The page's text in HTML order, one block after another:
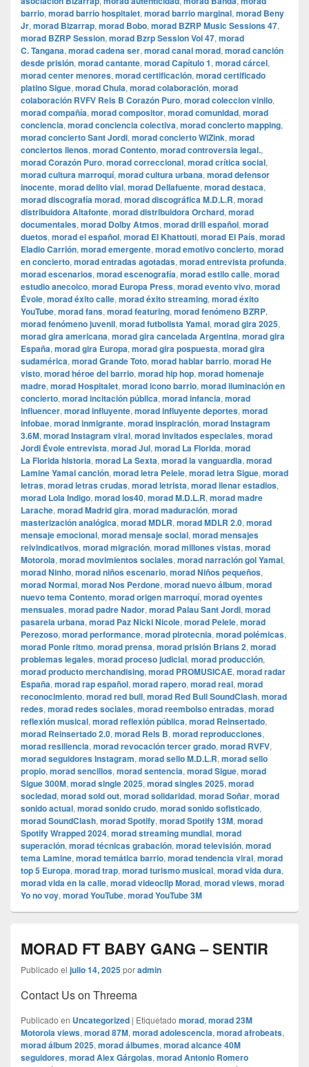
barrio, morad barrio hospitalet, morad barrio marginal, morad Beny
Jr, morad Bizarrap, morad Bobo, morad BZRP Music Sessions 47,
morad BZRP Session, morad Bzrp Session Vol 47, morad
C. Tangana, morad cadena ser, morad canal morad, morad canción
desde prisión, morad cantante, morad Capítulo 1, morad cárcel,
morad center menores, morad certificación, morad certificado
platino Sigue, morad Chula, morad colaboración, morad
colaboración RVFV Rels B Corazón Puro, morad coleccion vinilo,
morad compañía, morad compositor, morad comunidad, morad
conciencia, morad conciencia colectiva, morad concierto mapping,
morad concierto Sant Jordi, morad concierto WiZink, morad
conciertos llenos, morad Contento, morad controversia legal.,
morad Corazón Puro, morad correccional, morad crítica social,
morad cultura marroquí, morad cultura urbana, morad defensor
inocente, morad delito vial, morad Dellafuente, morad destaca,
morad discografía morad, morad discográfica M.D.L.R, morad
distribuidora Altafonte, morad distribuidora Orchard, morad
documentales, morad Dolby Atmos, morad drill español, morad
duetos, morad el español, morad El Khattouti, morad El País, morad
Eladio Carrión, morad emergente, morad emotivo concierto, morad
en concierto, morad entradas agotadas, morad entrevista profunda,
morad escenarios, morad escenografía, morad estilo calle, morad
estudio anecoico, morad Europa Press, morad evento vivo, morad
Évole, morad éxito calle, morad éxito streaming, morad éxito
YouTube, morad fans, morad featuring, morad fenómeno BZRP,
morad fenómeno juvenil, morad futbolista Yamal, morad gira 2025,
morad gira americana, morad gira cancelada Argentina, morad gira
España, morad gira Europa, morad gira pospuesta, morad gira
sudamérica, morad Grande Toto, morad hablar barrio, morad He
visto, morad héroe del barrio, morad hip hop, morad homenaje
madre, morad Hospitalet, morad icono barrio, morad iluminación en
concierto, morad incitación pública, morad infancia, morad
influencer, morad influyente, morad influyente deportes, morad
infobae, morad inmigrante, morad inspiración, morad Instagram
3.6M, morad Instagram viral, morad invitados especiales, morad
Jordi Évole entrevista, morad Jul, morad La Florida, morad
La Florida historia, morad La Sexta, morad la vanguardia, morad
Lamine Yamal canción, morad letra Pelele, morad letra Sigue, morad
letras, morad letras crudas, morad letrista, morad llenar estadios,
morad Lola Indigo, morad los40, morad M.D.L.R, morad madre
Larache, morad Madrid gira, morad maduración, morad
masterización analógica, morad MDLR, morad MDLR 2.0, morad
mensaje emocional, morad mensaje social, morad mensajes
reivindicativos, morad migración, morad millones vistas, morad
Motorola, morad movimientos sociales, morad narración gol Yamal,
morad Ninho, morad niños escenario, morad Niños pequeños,
morad Normal, morad Nos Perdone, morad nuevo álbum, morad
nuevo tema Contento, morad origen marroquí, morad oyentes
mensuales, morad padre Nador, morad Palau Sant Jordi, morad
pasarela urbana, morad Paz Nicki Nicole, morad Pelele, morad
Perezoso, morad performance, morad pirotecnia, morad polémicas,
morad Ponle ritmo, morad prensa, morad prisión Brians 2, morad
problemas legales, morad proceso judicial, morad producción,
morad producto merchandising, morad PROMUSICAE, morad radar
España, morad rap español, morad rapero, morad real, morad
reconocimiento, morad red bull, morad Red Bull SoundClash, morad
redes, morad redes sociales, morad reembolso entradas, morad
reflexión musical, morad reflexión pública, morad Reinsertado,
morad Reinsertado 2.0, morad Rels B, morad reproducciones,
morad resiliencia, morad revocación tercer grado, morad RVFV,
morad seguidores Instagram, morad sello M.D.L.R, morad sello
propio, morad sencillos, morad sentencia, morad Sigue, morad
Sigue 300M, morad single 2025, morad singles 2025, morad
sociedad, morad sold out, morad solidaridad, morad Soñar, morad
sonido actual, morad sonido crudo, morad sonido sofisticado,
morad SoundClash, morad Spotify, morad Spotify 13M, morad
Spotify Wrapped 2024, morad streaming mundial, morad
superación, morad técnicas grabación, morad televisión, morad
tema Lamine, morad temática barrio, morad tendencia viral, morad
top 5 Europa, morad trap, morad turismo musical, morad vida dura,
morad vida en la calle, morad videocli‏p Morad, morad views, morad
Yo no voy, morad YouTube, morad YouTube 3M
MORAD FT BABY GANG – SENTIR
Publicado el julio 14, 2025poradmin
Contact Us on Threema
Publicado en Uncategorized | Etiquetado morad, morad 23M
Motorola views, morad 87M, morad adolescencia, morad afrobeats,
morad álbum 2025, morad álbumes, morad alcance 40M
seguidores, morad Alex Gárgolas, morad Antonio Romero